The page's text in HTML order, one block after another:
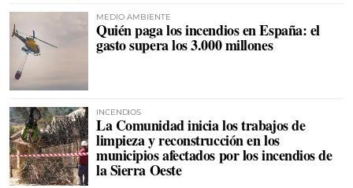
MEDIO AMBIENTE
Quién paga los incendios en España: el
gasto supera los 3.000 millones
INCENDIOS
La Comunidad inicia los trabajos de
limpieza y reconstrucción en los
municipios afectados por los incendios de
la Sierra Oeste